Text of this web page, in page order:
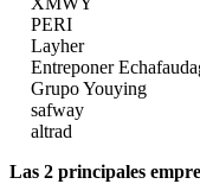
PERI
Layher
Entreponer
Grupo Youying
safway
altrad
Las 2 principales